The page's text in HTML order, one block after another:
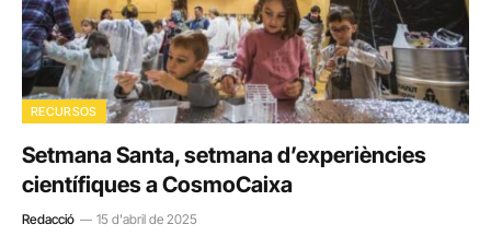
RECURSOS
Setmana Santa, setmana d’experiències
científiques a CosmoCaixa
Redacció 15 d'abril de 2025